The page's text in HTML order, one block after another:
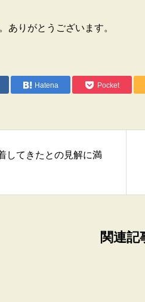
ありがとうございます。
Hatena Pocket
してきたとの見解に満
関連記